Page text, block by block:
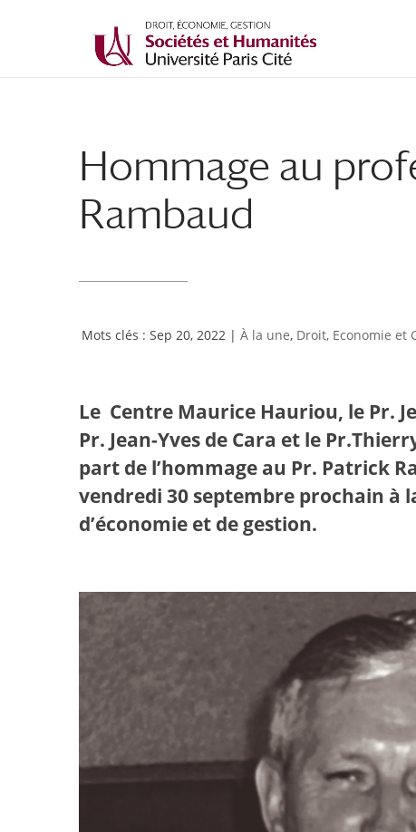
Hommage au
Rambaud
Sep 20, 2022 | À la une, Droit, Economie et
Le Centre Maurice Hauriou, le Pr.
Pr. Jean-Yves de Cara et le
part de l’hommage au Pr. Patrick
vendredi 30 septembre prochain à
d’économie et de gestion.